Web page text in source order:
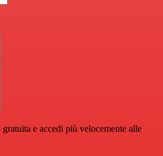
e accedi più velocemente alle